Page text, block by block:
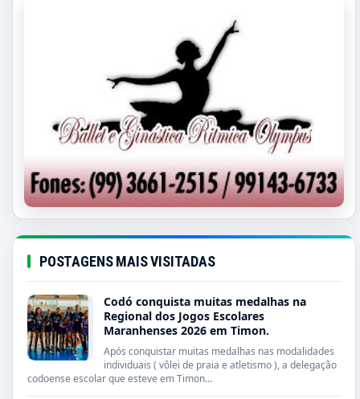
POSTAGENS MAIS VISITADAS
Codó conquista muitas medalhas na
Regional dos Jogos Escolares
Maranhenses 2026 em Timon.
Após conquistar muitas medalhas nas modalidades
individuais ( vôlei de praia e atletismo ), a delegação
codoense escolar que esteve em Timon...